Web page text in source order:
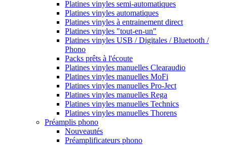
Platines vinyles semi-automatiques
Platines vinyles automatiques
Platines vinyles à entrainement direct
Platines vinyles "tout-en-un"
Platines vinyles USB / Digitales / Bluetooth /
Phono
Packs prêts à l'écoute
Platines vinyles manuelles Clearaudio
Platines vinyles manuelles MoFi
Platines vinyles manuelles Pro-Ject
Platines vinyles manuelles Rega
Platines vinyles manuelles Technics
Platines vinyles manuelles Thorens
Préamplis phono
Nouveautés
Préamplificateurs phono